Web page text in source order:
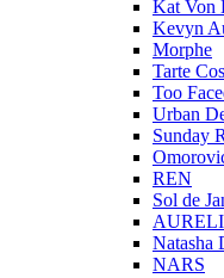
Kat Von
Kevyn
Morphe
Tarte
Too
Urban
Sunday
REN
Sol de
Natasha
NARS